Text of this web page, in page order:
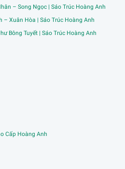
– Song Ngọc | Sáo Trúc Hoàng Anh
– Xuân Hòa | Sáo Trúc Hoàng Anh
Bông Tuyết | Sáo Trúc Hoàng Anh
Cấp Hoàng Anh